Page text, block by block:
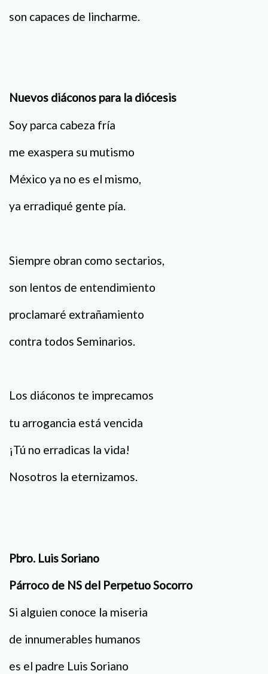
son capaces de lincharme.
Nuevos diáconos para la diócesis
Soy parca cabeza fría
me exaspera su mutismo
México ya no es el mismo,
ya erradiqué gente pía.
Siempre obran como sectarios,
son lentos de entendimiento
proclamaré extrañamiento
contra todos Seminarios.
Los diáconos te imprecamos
tu arrogancia está vencida
¡Tú no erradicas la vida!
Nosotros la eternizamos.
Pbro. Luis Soriano
Párroco de NS del Perpetuo Socorro
Si alguien conoce la miseria
de innumerables humanos
es el padre Luis Soriano